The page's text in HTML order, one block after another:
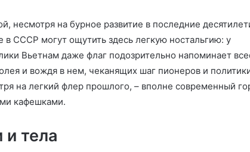
несмотря на бурное развитие в последние
СССР могут ощутить здесь легкую ностальгию: у
Вьетнам даже флаг подозрительно напоминает
и вождя в нем, чеканящих шаг пионеров и
на легкий флер прошлого, – вполне современный
кафешками.
тела